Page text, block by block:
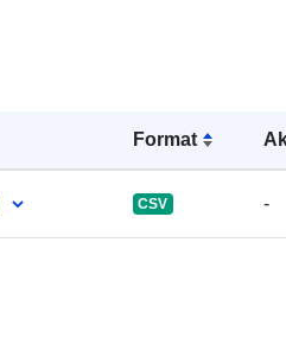
Format
CSV -